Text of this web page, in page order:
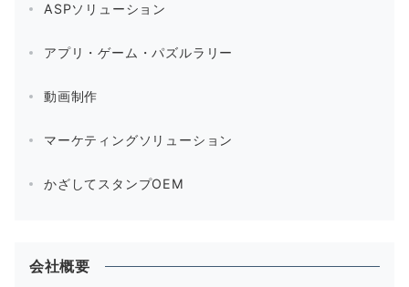
ASPソリューション
アプリ・ゲーム・パズルラリー
動画制作
マーケティングソリューション
かざしてスタンプOEM
会社概要